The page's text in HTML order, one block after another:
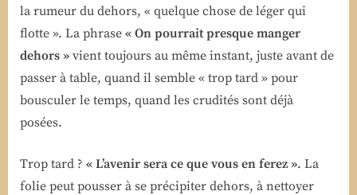
la rumeur du dehors, « quelque chose de léger qui
flotte ». La phrase « On pourrait presque manger
dehors » vient toujours au même instant, juste avant de
passer à table, quand il semble « trop tard » pour
bousculer le temps, quand les crudités sont déjà
posées.
Trop tard ? « L’avenir sera ce que vous en ferez ». La
folie peut pousser à se précipiter dehors, à nettoyer